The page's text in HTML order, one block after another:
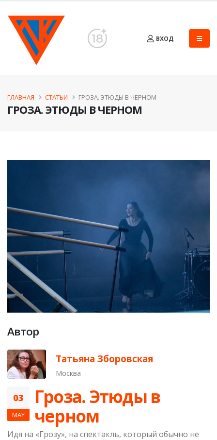
ВХОД
ГРОЗА. ЭТЮДЫ В ЧЕРНОМ
ГЛАВНАЯ СТАТЬИ ГРОЗА. ЭТЮДЫ В ЧЕРНОМ
Автор
Татьяна Зборовская
Москва
03
MAY
Гроза. Этюды в
черном
Идя на «Грозу», на спектакль, который обычно не